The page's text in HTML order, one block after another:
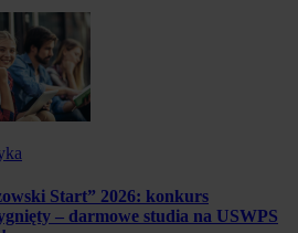
Start” 2026: konkurs
– darmowe studia na USWPS